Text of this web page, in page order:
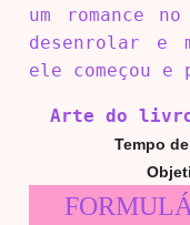
um romance
desenrolar e
ele começou e
Arte do
Tempo